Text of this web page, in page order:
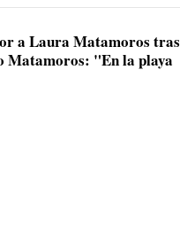
a Laura Matamoros tras
Matamoros: "En la playa